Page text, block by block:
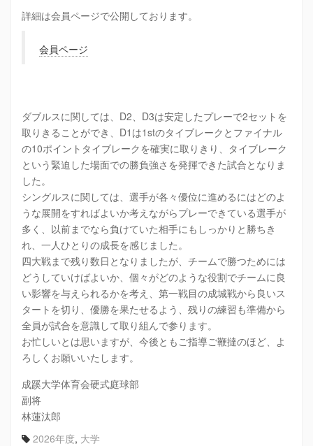
詳細は会員ページで公開しております。
会員ページ
ダブルスに関しては、D2、D3は安定したプレーで2セットを
取りきることができ、D1は1stのタイブレークとファイナル
の10ポイントタイブレークを確実に取りきり、タイブレーク
という緊迫した場面での勝負強さを発揮できた試合となりま
した。
シングルスに関しては、選手が各々優位に進めるにはどのよ
うな展開をすればよいか考えながらプレーできている選手が
多く、以前までなら負けていた相手にもしっかりと勝ちき
れ、一人ひとりの成長を感じました。
四大戦まで残り数日となりましたが、チームで勝つためには
どうしていけばよいか、個々がどのような役割でチームに良
い影響を与えられるかを考え、第一戦目の成城戦から良いス
タートを切り、優勝を果たせるよう、残りの練習も準備から
全員が試合を意識して取り組んで参ります。
お忙しいとは思いますが、今後ともご指導ご鞭撻のほど、よ
ろしくお願いいたします。
成蹊大学体育会硬式庭球部
副将
林蓮汰郎
2026年度, 大学